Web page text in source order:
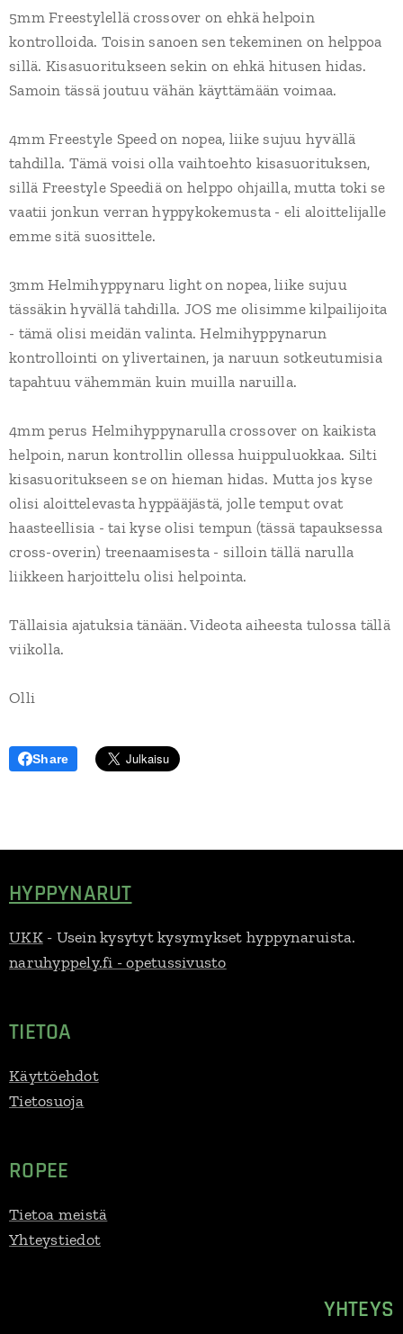
5mm Freestylellä crossover on ehkä helpoin
kontrolloida. Toisin sanoen sen tekeminen on helppoa
sillä. Kisasuoritukseen sekin on ehkä hitusen hidas.
Samoin tässä joutuu vähän käyttämään voimaa.
4mm Freestyle Speed on nopea, liike sujuu hyvällä
tahdilla. Tämä voisi olla vaihtoehto kisasuorituksen,
sillä Freestyle Speediä on helppo ohjailla, mutta toki se
vaatii jonkun verran hyppykokemusta - eli aloittelijalle
emme sitä suosittele.
3mm Helmihyppynaru light on nopea, liike sujuu
tässäkin hyvällä tahdilla. JOS me olisimme kilpailijoita
- tämä olisi meidän valinta. Helmihyppynarun
kontrollointi on ylivertainen, ja naruun sotkeutumisia
tapahtuu vähemmän kuin muilla naruilla.
4mm perus Helmihyppynarulla crossover on kaikista
helpoin, narun kontrollin ollessa huippuluokkaa. Silti
kisasuoritukseen se on hieman hidas. Mutta jos kyse
olisi aloittelevasta hyppääjästä, jolle temput ovat
haasteellisia - tai kyse olisi tempun (tässä tapauksessa
cross-overin) treenaamisesta - silloin tällä narulla
liikkeen harjoittelu olisi helpointa.
Tällaisia ajatuksia tänään. Videota aiheesta tulossa tällä
viikolla.
Olli
Share
HYPPYNARUT
UKK- Usein kysytyt kysymykset hyppynaruista.
naruhyppely.fi - opetussivusto
TIETOA
Käyttöehdot
Tietosuoja
ROPEE
Tietoa meistä
Yhteystiedot
YHTEYS